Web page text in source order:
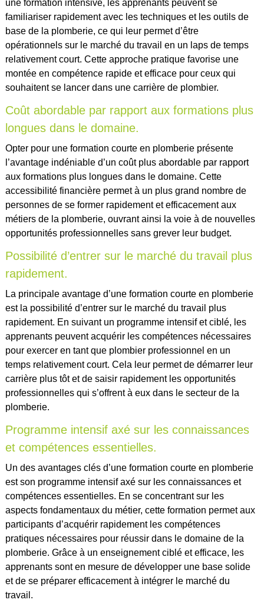
une formation intensive, les apprenants peuvent se
familiariser rapidement avec les techniques et les outils de
base de la plomberie, ce qui leur permet d’être
opérationnels sur le marché du travail en un laps de temps
relativement court. Cette approche pratique favorise une
montée en compétence rapide et efficace pour ceux qui
souhaitent se lancer dans une carrière de plombier.
Coût abordable par rapport aux formations plus
longues dans le domaine.
Opter pour une formation courte en plomberie présente
l’avantage indéniable d’un coût plus abordable par rapport
aux formations plus longues dans le domaine. Cette
accessibilité financière permet à un plus grand nombre de
personnes de se former rapidement et efficacement aux
métiers de la plomberie, ouvrant ainsi la voie à de nouvelles
opportunités professionnelles sans grever leur budget.
Possibilité d’entrer sur le marché du travail plus
rapidement.
La principale avantage d’une formation courte en plomberie
est la possibilité d’entrer sur le marché du travail plus
rapidement. En suivant un programme intensif et ciblé, les
apprenants peuvent acquérir les compétences nécessaires
pour exercer en tant que plombier professionnel en un
temps relativement court. Cela leur permet de démarrer leur
carrière plus tôt et de saisir rapidement les opportunités
professionnelles qui s’offrent à eux dans le secteur de la
plomberie.
Programme intensif axé sur les connaissances
et compétences essentielles.
Un des avantages clés d’une formation courte en plomberie
est son programme intensif axé sur les connaissances et
compétences essentielles. En se concentrant sur les
aspects fondamentaux du métier, cette formation permet aux
participants d’acquérir rapidement les compétences
pratiques nécessaires pour réussir dans le domaine de la
plomberie. Grâce à un enseignement ciblé et efficace, les
apprenants sont en mesure de développer une base solide
et de se préparer efficacement à intégrer le marché du
travail.